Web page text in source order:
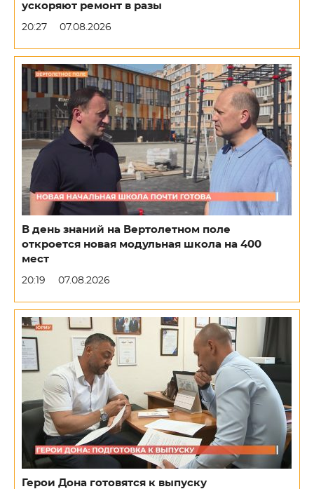
ускоряют ремонт в разы
20:27 07.08.2026
В день знаний на Вертолетном поле
откроется новая модульная школа на 400
мест
20:19 07.08.2026
Герои Дона готовятся к выпуску